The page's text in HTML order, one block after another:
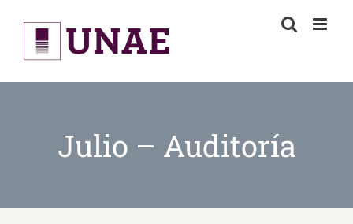
content
Julio – Auditoría